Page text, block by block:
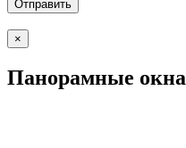
×
Панорамные окна